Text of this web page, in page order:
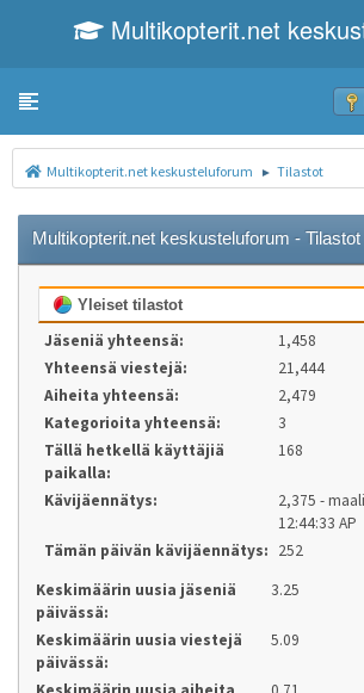
Multikopterit.net
Toggle navigation
Multikopterit.net keskusteluforum ► Tilastot
Multikopterit.net keskusteluforum - Tilastot
Yleiset tilastot
Jäseniä yhteensä:
1,458
Yhteensä viestejä:
21,444
Aiheita yhteensä:
2,479
Kategorioita yhteensä:
3
Tällä hetkellä käyttäjiä
paikalla:
168
Kävijäennätys:
2,375 -
12:44:33 AP
Tämän päivän kävijäennätys: 252
Keskimäärin uusia jäseniä
päivässä:
3.25
Keskimäärin uusia viestejä
päivässä:
5.09